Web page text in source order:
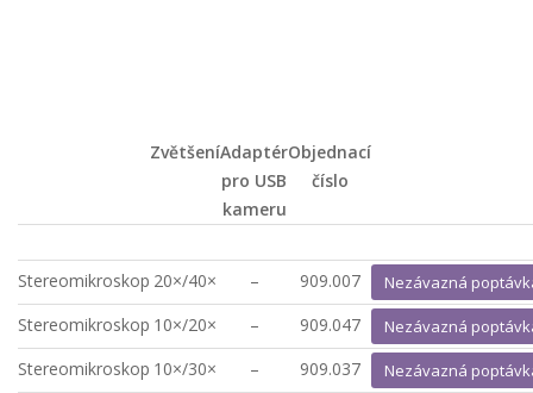
ZvětšeníAdaptér
pro USB
kameru
Objednací
číslo
Stereomikroskop 20×/40× – 909.007 Nezávazná
Stereomikroskop 10×/20× – 909.047 Nezávazná
Stereomikroskop 10×/30× – 909.037 Nezávazná